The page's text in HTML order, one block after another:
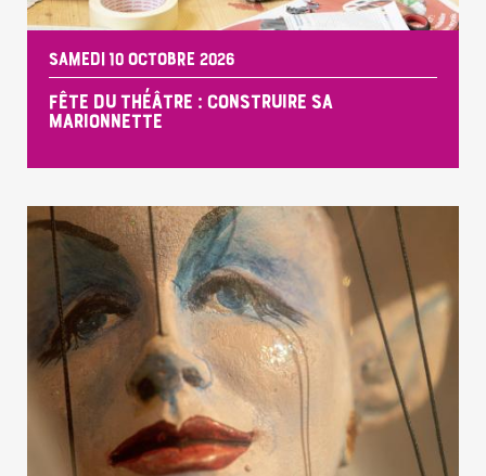
SAMEDI 10 OCTOBRE 2026
FÊTE DU THÉÂTRE : CONSTRUIRE SA
MARIONNETTE